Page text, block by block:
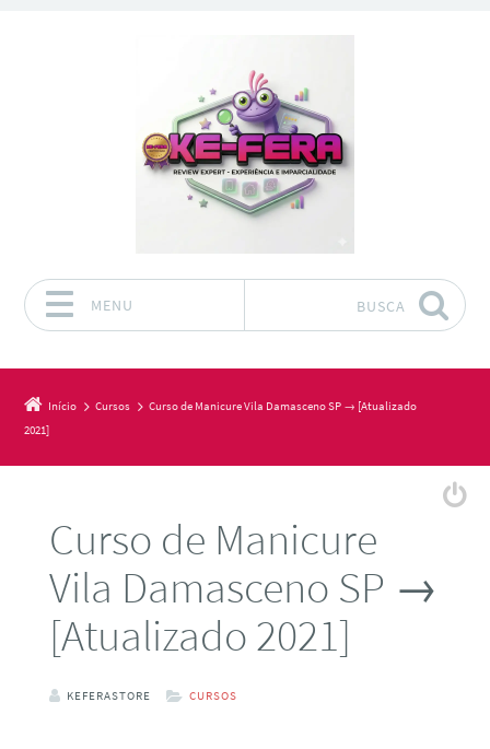
MENU BUSCA
Início Cursos
Curso de Manicure Vila Damasceno SP → [Atualizado
2021]
Curso de Manicure
Vila Damasceno SP →
[Atualizado 2021]
KEFERASTORE CURSOS